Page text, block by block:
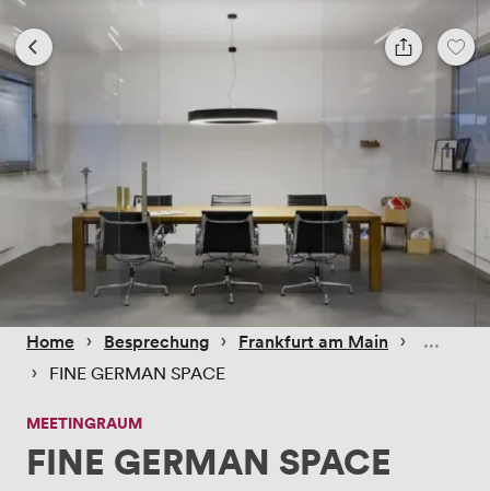
Home › Besprechung › Frankfurt am Main ›
› FINE GERMAN SPACE
MEETINGRAUM
FINE GERMAN SPACE